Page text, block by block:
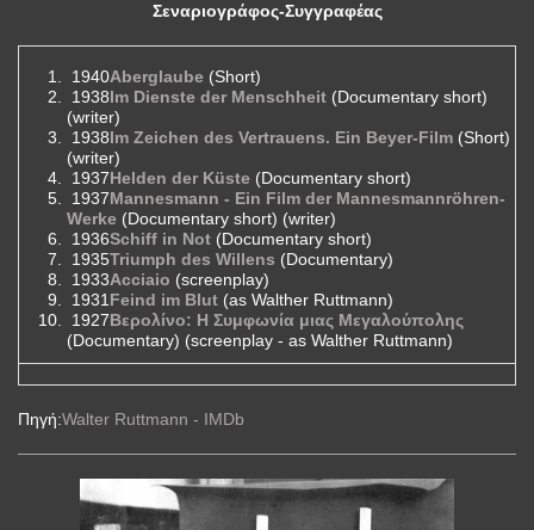
Σεναριογράφος-Συγγραφέας
1940Aberglaube (Short)
1938Im Dienste der Menschheit (Documentary short)
(writer)
1938Im Zeichen des Vertrauens. Ein Beyer-Film (Short)
(writer)
1937Helden der Küste (Documentary short)
1937Mannesmann - Ein Film der Mannesmannröhren-
Werke (Documentary short) (writer)
1936Schiff in Not (Documentary short)
1935Triumph des Willens (Documentary)
1933Acciaio (screenplay)
1931 Feind im Blut (as Walther Ruttmann)
1927Βερολίνο: Η Συμφωνία μιας Μεγαλούπολης
(Documentary) (screenplay - as Walther Ruttmann)
Πηγή:Walter Ruttmann - IMDb